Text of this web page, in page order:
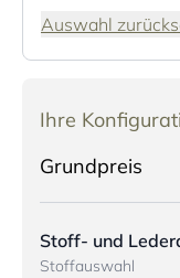
Auswahl
Ihre
Grundpreis
Stoff- und
Stoffauswahl